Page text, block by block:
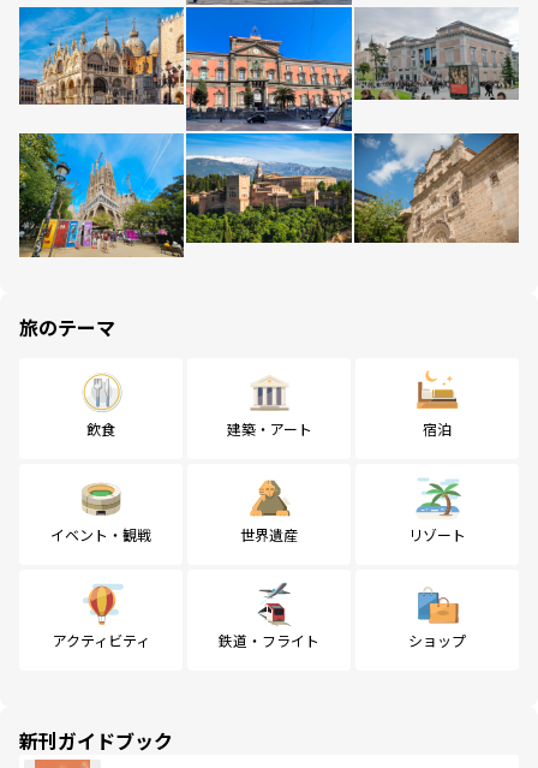
旅のテーマ
飲食 建築・アート 宿泊
イベント・観戦 世界遺産 リゾート
アクティビティ 鉄道・フライト ショップ
新刊ガイドブック